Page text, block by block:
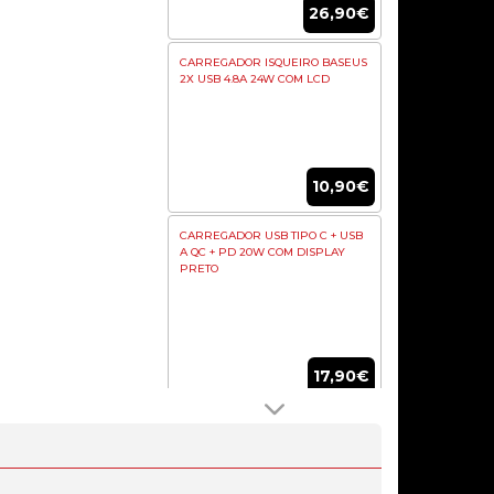
26,90€
CARREGADOR ISQUEIRO BASEUS
2X USB 4.8A 24W COM LCD
10,90€
CARREGADOR USB TIPO C + USB
A QC + PD 20W COM DISPLAY
PRETO
17,90€